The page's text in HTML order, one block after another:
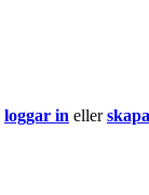
loggar in eller